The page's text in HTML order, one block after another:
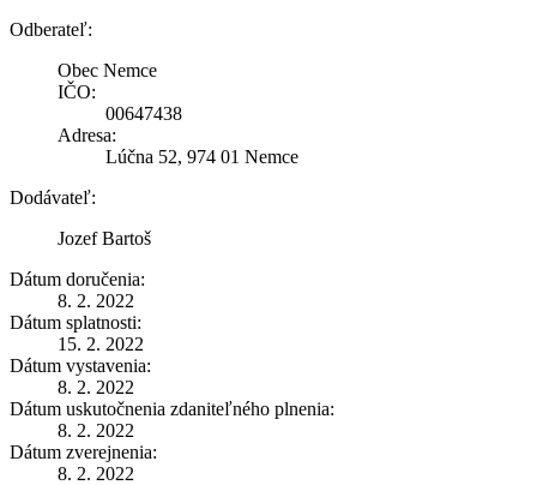
Odberateľ:
Obec Nemce
IČO:
00647438
Adresa:
Lúčna 52, 974 01 Nemce
Dodávateľ:
Jozef Bartoš
Dátum doručenia:
8. 2. 2022
Dátum splatnosti:
15. 2. 2022
Dátum vystavenia:
8. 2. 2022
Dátum uskutočnenia zdaniteľného plnenia:
8. 2. 2022
Dátum zverejnenia:
8. 2. 2022